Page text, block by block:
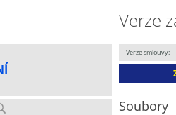
Verze
Verze smlouvy:
Soubory